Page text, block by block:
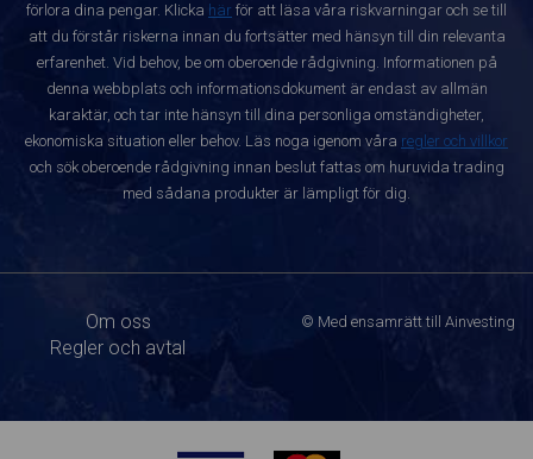
förlora dina pengar. Klicka här för att läsa våra riskvarningar och se till
att du förstår riskerna innan du fortsätter med hänsyn till din relevanta
erfarenhet. Vid behov, be om oberoende rådgivning. Informationen på
denna webbplats och informationsdokument är endast av allmän
karaktär, och tar inte hänsyn till dina personliga omständigheter,
ekonomiska situation eller behov. Läs noga igenom våra regler och villkor
och sök oberoende rådgivning innan beslut fattas om huruvida trading
med sådana produkter är lämpligt för dig.
Om oss
Regler och avtal
© Med ensamrätt till Ainvesting